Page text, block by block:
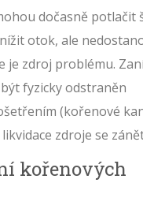
dočasně potlačit
otok, ale
je zdroj problému.
fyzicky odstraněn
(kořenové
zdroje se
kořenových